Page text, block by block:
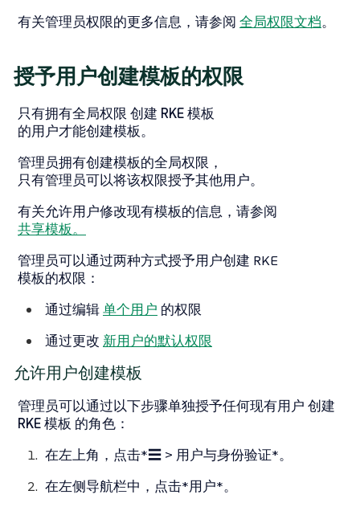
有关管理员权限的更多信息，请参阅 全局权限文档。
授予用户创建模板的权限
只有拥有全局权限创建 RKE 模板
的用户才能创建模板。
管理员拥有创建模板的全局权限，
只有管理员可以将该权限授予其他用户。
有关允许用户修改现有模板的信息，请参阅
共享模板。
管理员可以通过两种方式授予用户创建 RKE
模板的权限：
通过编辑单个用户 的权限
通过更改 新用户的默认权限
允许用户创建模板
管理员可以通过以下步骤单独授予任何现有用户 创建
RKE 模板 的角色：
在左上角，点击*☰ > 用户与身份验证*。
在左侧导航栏中，点击*用户*。